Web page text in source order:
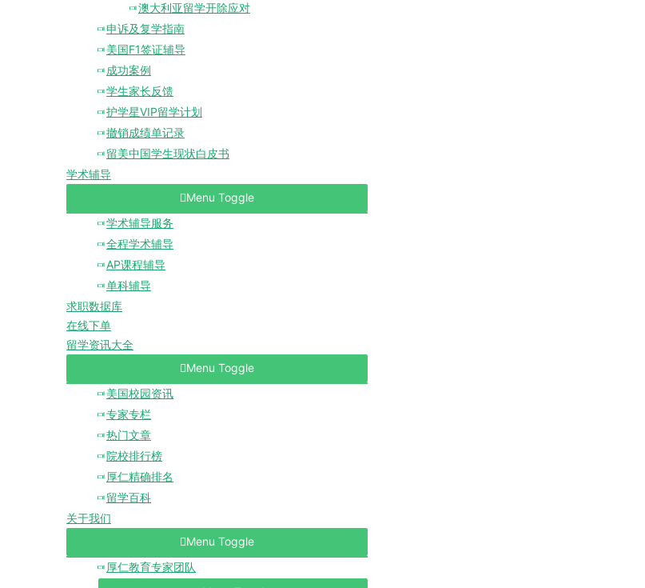
澳大利亚留学开除应对
申诉及复学指南
美国F1签证辅导
成功案例
学生家长反馈
护学星VIP留学计划
撤销成绩单记录
留美中国学生现状白皮书
学术辅导
Menu Toggle
学术辅导服务
全程学术辅导
AP课程辅导
单科辅导
求职数据库
在线下单
留学资讯大全
Menu Toggle
美国校园资讯
专家专栏
热门文章
院校排行榜
厚仁精确排名
留学百科
关于我们
Menu Toggle
厚仁教育专家团队